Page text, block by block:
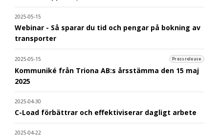
2025-05-15
Webinar - Så sparar du tid och pengar på bokning av
transporter
2025-05-15 Pressrelease
Kommuniké från Triona AB:s årsstämma den 15 maj
2025
2025-04-30
C-Load förbättrar och effektiviserar dagligt arbete
2025-04-22